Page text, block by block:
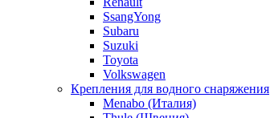
SsangYong
Subaru
Suzuki
Toyota
Volkswagen
Крепления для водного снаряжения
Menabo (Италия)